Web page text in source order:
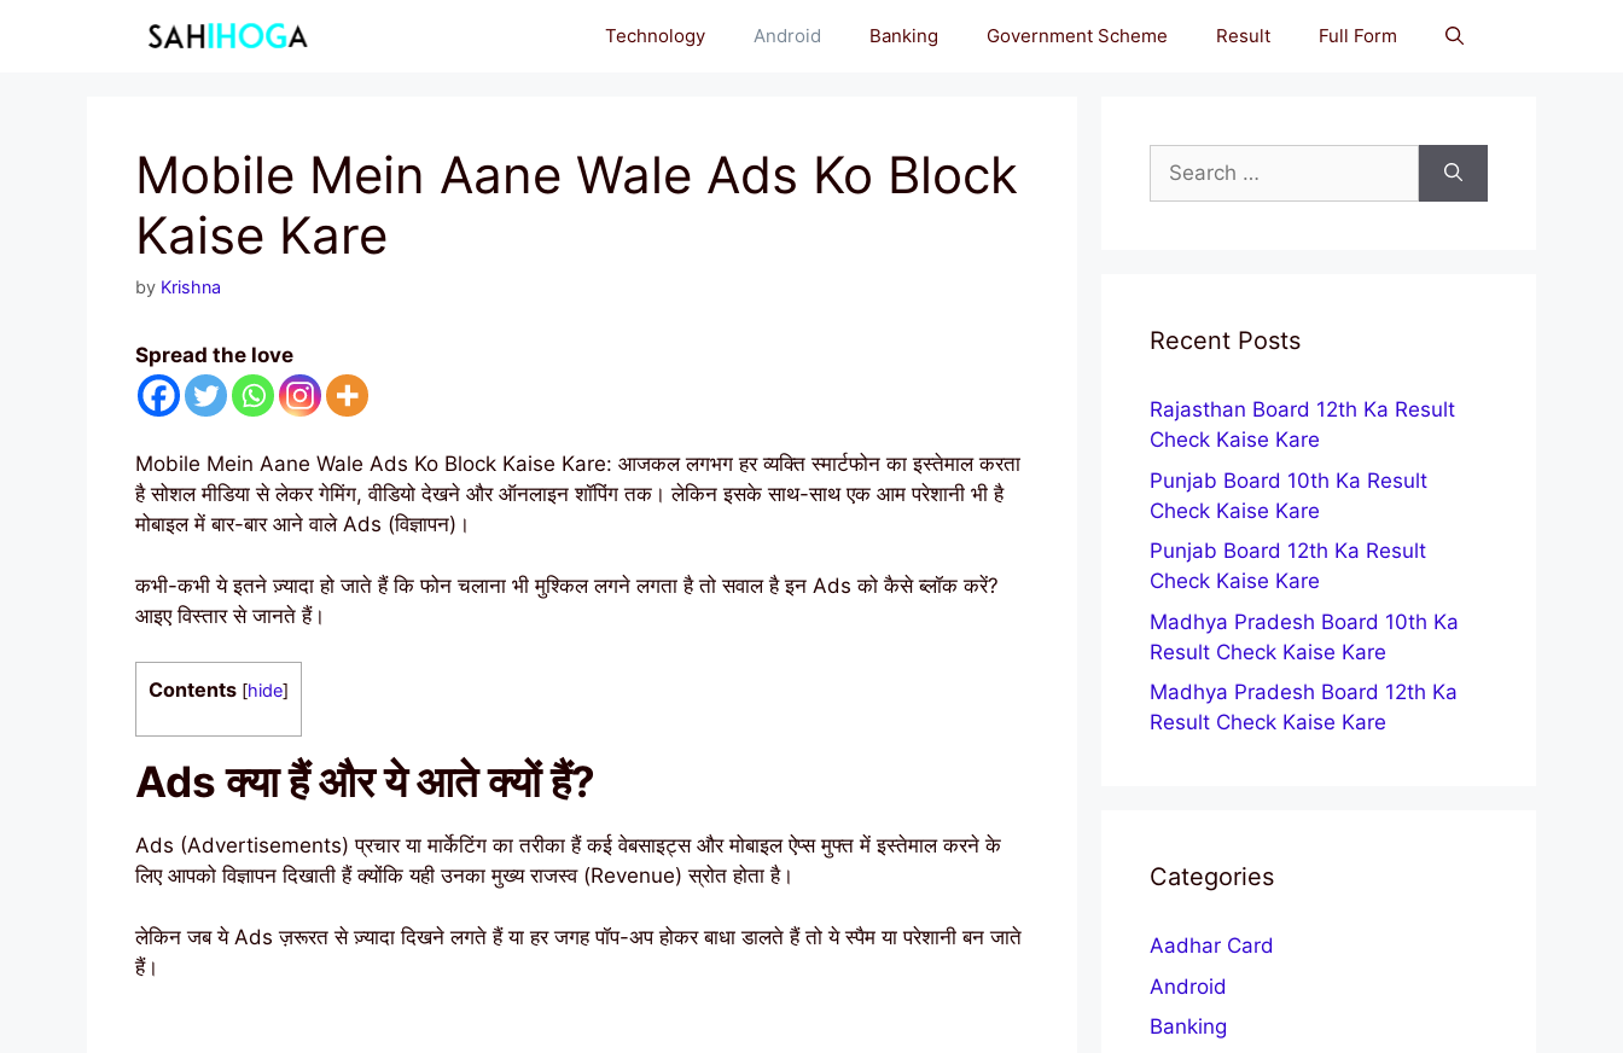
Technology Android Banking Government Scheme Result Full Form
Mobile Mein Aane Wale Ads Ko Block
Kaise Kare
by Krishna
Spread the love
Mobile Mein Aane Wale Ads Ko Block Kaise Kare: आजकल लगभग हर व्यक्ति स्मार्टफोन का इस्तेमाल करता
है सोशल मीडिया से लेकर गेमिंग, वीडियो देखने और ऑनलाइन शॉपिंग तक। लेकिन इसके साथ-साथ एक आम परेशानी भी है
मोबाइल में बार-बार आने वाले Ads (विज्ञापन)।
कभी-कभी ये इतने ज़्यादा हो जाते हैं कि फोन चलाना भी मुश्किल लगने लगता है तो सवाल है इन Ads को कैसे ब्लॉक करें?
आइए विस्तार से जानते हैं।
Contents [hide]
Ads क्या हैं और ये आते क्यों हैं?
Ads (Advertisements) प्रचार या मार्केटिंग का तरीका हैं कई वेबसाइट्स और मोबाइल ऐप्स मुफ्त में इस्तेमाल करने के
लिए आपको विज्ञापन दिखाती हैं क्योंकि यही उनका मुख्य राजस्व (Revenue) स्रोत होता है।
लेकिन जब ये Ads ज़रूरत से ज़्यादा दिखने लगते हैं या हर जगह पॉप-अप होकर बाधा डालते हैं तो ये स्पैम या परेशानी बन जाते
हैं।
Search
for:
Recent Posts
Rajasthan Board 12th Ka Result
Check Kaise Kare
Punjab Board 10th Ka Result
Check Kaise Kare
Punjab Board 12th Ka Result
Check Kaise Kare
Madhya Pradesh Board 10th Ka
Result Check Kaise Kare
Madhya Pradesh Board 12th Ka
Result Check Kaise Kare
Categories
Aadhar Card
Android
Banking